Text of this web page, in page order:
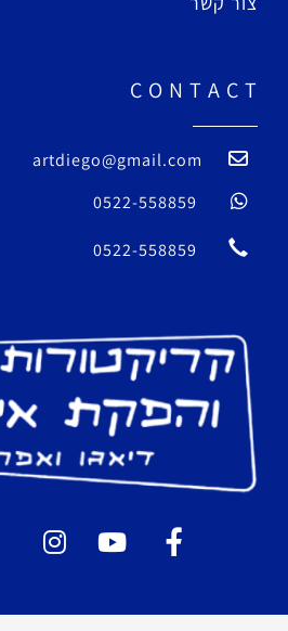
C O N T A C T
artdiego@gmail.com
0522-558859
0522-558859